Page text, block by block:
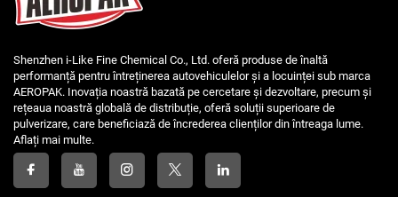
Shenzhen i-Like Fine Chemical Co., Ltd. oferă produse de înaltă
performanță pentru întreținerea autovehiculelor și a locuinței sub marca
AEROPAK. Inovația noastră bazată pe cercetare și dezvoltare, precum și
rețeaua noastră globală de distribuție, oferă soluții superioare de
pulverizare, care beneficiază de încrederea clienților din întreaga lume.
Aflați mai multe.